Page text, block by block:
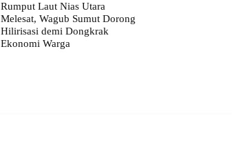
Rumput Laut Nias Utara
Melesat, Wagub Sumut Dorong
Hilirisasi demi Dongkrak
Ekonomi Warga